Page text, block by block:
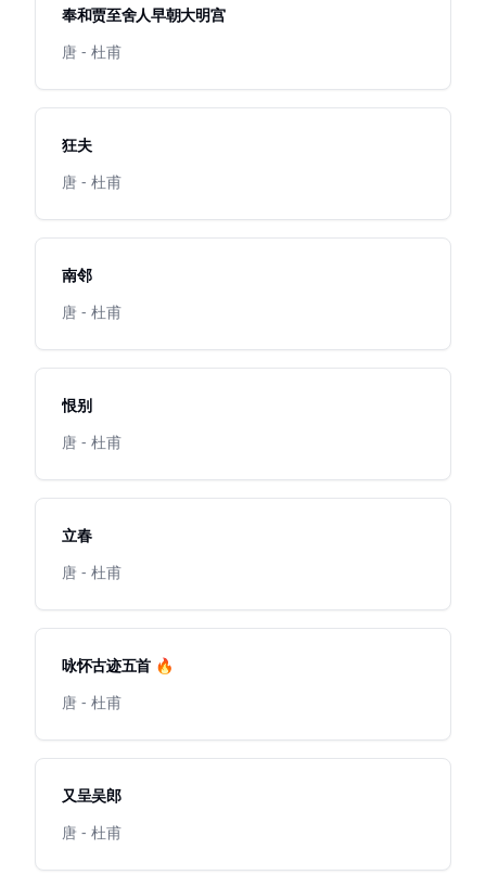
奉和贾至舍人早朝大明宫
唐 - 杜甫
狂夫
唐 - 杜甫
南邻
唐 - 杜甫
恨别
唐 - 杜甫
立春
唐 - 杜甫
咏怀古迹五首 🔥
唐 - 杜甫
又呈吴郎
唐 - 杜甫